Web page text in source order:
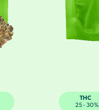
THC
25 - 30%